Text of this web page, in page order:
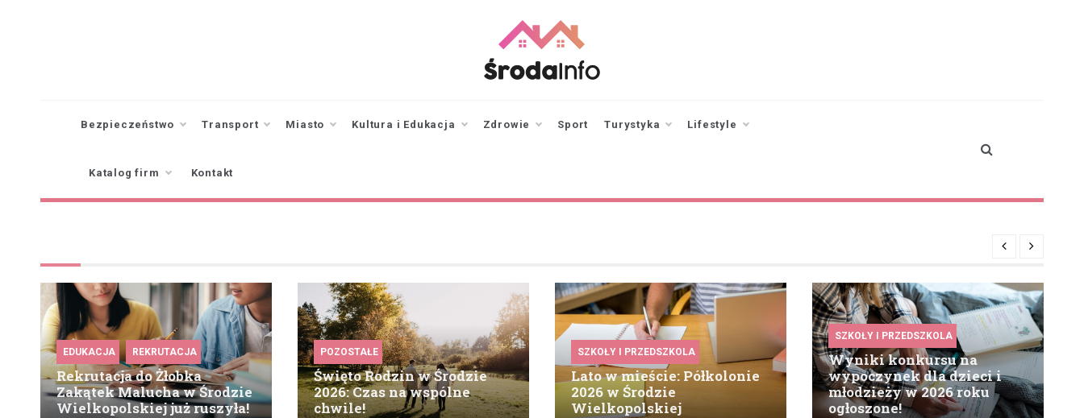
Wielkopolskiej
Bezpieczeństwo Transport Miasto Kultura i Edukacja Zdrowie Sport Turystyka Lifestyle
Katalog firm Kontakt
EDUKACJA REKRUTACJA
Rekrutacja do Żłobka
Zakątek Malucha w Środzie
Wielkopolskiej już ruszyła!
POZOSTAŁE
Święto Rodzin w Środzie
2026: Czas na wspólne
chwile!
SZKOŁY I PRZEDSZKOLA
Lato w mieście: Półkolonie
2026 w Środzie
Wielkopolskiej
SZKOŁY I PRZEDSZKOLA
Wyniki konkursu na
wypoczynek dla dzieci i
młodzieży w 2026 roku
ogłoszone!